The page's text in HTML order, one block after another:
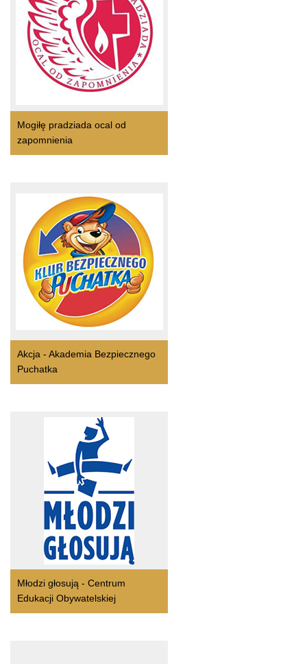
Mogiłę pradziada ocal od
zapomnienia
Akcja - Akademia Bezpiecznego
Puchatka
Młodzi głosują - Centrum
Edukacji Obywatelskiej